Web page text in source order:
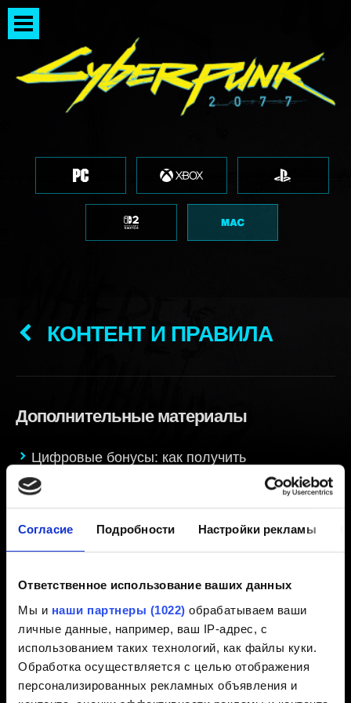
Согласие Подробности Настройки рекламы
Ответственное использование ваших данных
Мы и наши партнеры (1022) обрабатываем ваши
личные данные, например, ваш IP-адрес, с
использованием таких технологий, как файлы куки.
Обработка осуществляется с целью отображения
персонализированных рекламных объявления и
КОНТЕНТ И ПРАВИЛА
Дополнительные материалы
Цифровые бонусы: как получить
Мне не удалось получить внутриигровые
награды за регистрацию
Бесплатный дополнительный контент и где
он обитает
Создание видео-контента